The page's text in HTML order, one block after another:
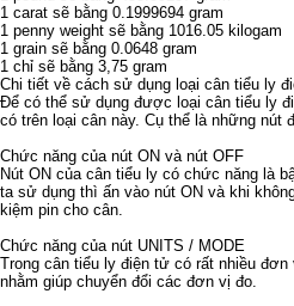
1 carat sẽ bằng 0.1999694 gram
1 penny weight sẽ bằng 1016.05 kilogam
1 grain sẽ bằng 0.0648 gram
1 chỉ sẽ bằng 3,75 gram
Chi tiết về cách sử dụng loại cân tiểu ly
Để có thể sử dụng được loại cân tiểu ly
có trên loại cân này. Cụ thể là những nút
Chức năng của nút ON và nút OFF
Nút ON của cân tiểu ly có chức năng là
ta sử dụng thì ấn vào nút ON và khi
kiệm pin cho cân.
Chức năng của nút UNITS / MODE
Trong cân tiểu ly điện tử có rất nhiều
nhằm giúp chuyển đổi các đơn vị đo.